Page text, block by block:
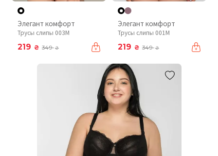
Элегант комфорт
Трусы слипы 003М
219 ₴ 349₴
Элегант комфорт
Трусы слипы 001М
219 ₴ 349₴